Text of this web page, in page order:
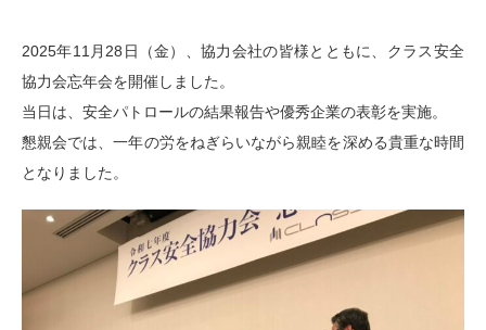
2025年11月28日（金）、協力会社の皆様とともに、クラス安全
協力会忘年会を開催しました。
当日は、安全パトロールの結果報告や優秀企業の表彰を実施。
懇親会では、一年の労をねぎらいながら親睦を深める貴重な時間
となりました。